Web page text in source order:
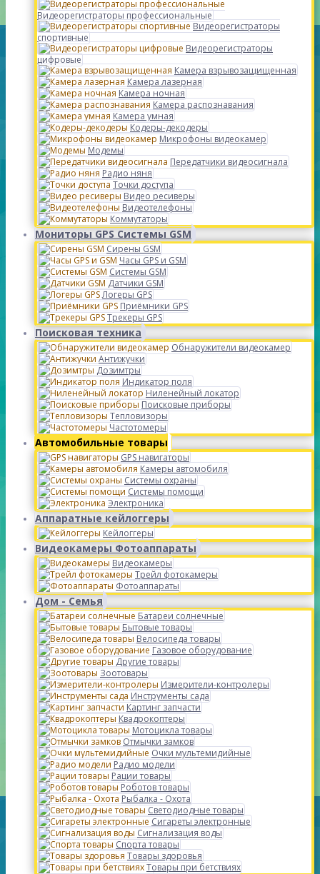
Видеорегистраторы профессиональные
Видеорегистраторы
спортивные
Видеорегистраторы
цифровые
Камера взрывозащищенная
Камера лазерная
Камера ночная
Камера распознавания
Камера умная
Кодеры-декодеры
Микрофоны видеокамер
Модемы
Передатчики видеосигнала
Радио няня
Точки доступа
Видео ресиверы
Видеотелефоны
Коммутаторы
Мониторы GPS Системы GSM
Сирены GSM
Часы GPS и GSM
Системы GSM
Датчики GSM
Логеры GPS
Приёмники GPS
Трекеры GPS
Поисковая техника
Обнаружители видеокамер
Антижучки
Дозимтры
Индикатор поля
Ниленейный локатор
Поисковые приборы
Тепловизоры
Частотомеры
Автомобильные товары
GPS навигаторы
Камеры автомобиля
Системы охраны
Системы помощи
Электроника
Аппаратные кейлоггеры
Кейлоггеры
Видеокамеры Фотоаппараты
Видеокамеры
Трейл фотокамеры
Фотоаппараты
Дом - Семья
Батареи солнечные
Бытовые товары
Велосипеда товары
Газовое оборудование
Другие товары
Зоотовары
Измерители-контролеры
Инструменты сада
Картинг запчасти
Квадрокоптеры
Мотоцикла товары
Отмычки замков
Очки мультемидийные
Радио модели
Рации товары
Роботов товары
Рыбалка - Охота
Светодиодные товары
Сигареты электронные
Сигнализация воды
Спорта товары
Товары здоровья
Товары при бетствиях